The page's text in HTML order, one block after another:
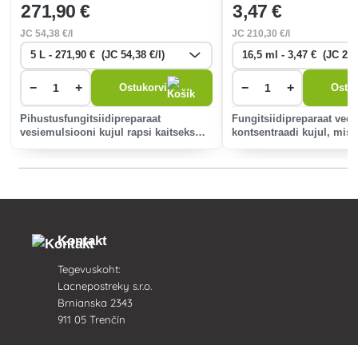
271,90 €
JC54,38 €/l
− + Ostukorvi
Pihustusfungitsiidipreparaat
vesiemulsiooni kujul rapsi kaitseks
3,47 €
JC210,30 €/l
− +
Fungitsiidipreparaat
kontsentraadi kujul, mis
Kontakt
Tegevuskoht:
Lacnepostreky s.r.o.
Brnianska 2343
911 05 Trenčín